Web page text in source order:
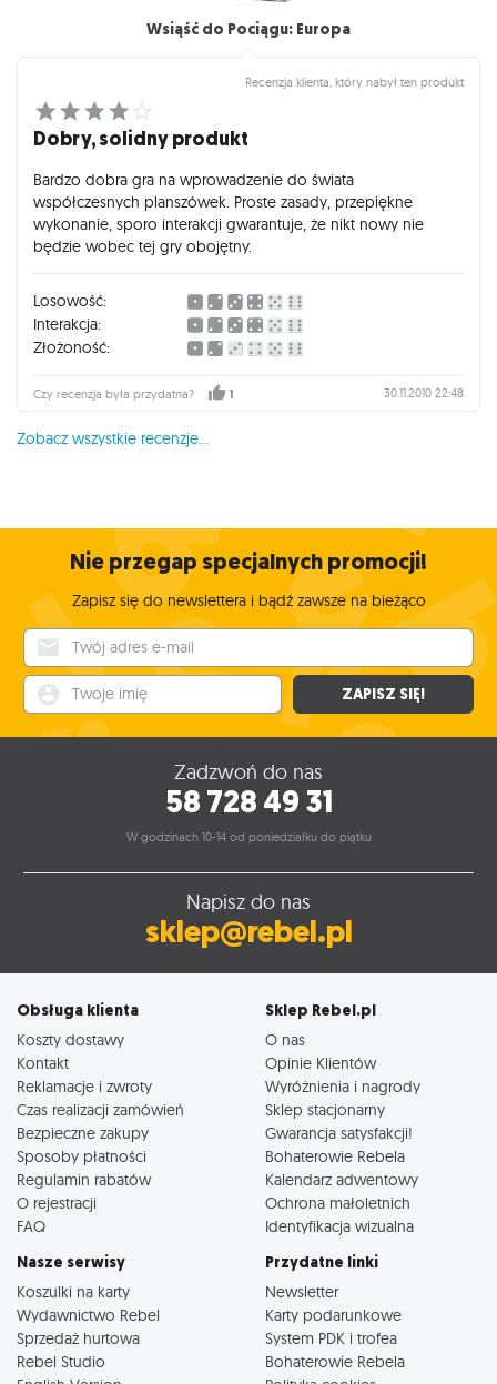
Wsiąść do Pociągu: Europa
Recenzja klienta, który nabył ten produkt
Dobry, solidny produkt
Bardzo dobra gra na wprowadzenie do świata
współczesnych planszówek. Proste zasady, przepiękne
wykonanie, sporo interakcji gwarantuje, że nikt nowy nie
będzie wobec tej gry obojętny.
Losowość:
Interakcja:
Złożoność:
Czy recenzja była przydatna? 1 30.11.2010 22:48
Zobacz wszystkie recenzje...
Nie przegap specjalnych promocji!
Zapisz się do newslettera i bądź zawsze na bieżąco
ZAPISZ SIĘ!
Zadzwoń do nas
58 728 49 31
W godzinach 10-14 od poniedziałku do piątku
Napisz do nas
sklep@rebel.pl
Obsługa klienta
Koszty dostawy
Kontakt
Reklamacje i zwroty
Czas realizacji zamówień
Bezpieczne zakupy
Sposoby płatności
Regulamin rabatów
O rejestracji
FAQ
Sklep Rebel.pl
O nas
Opinie Klientów
Wyróżnienia i nagrody
Sklep stacjonarny
Gwarancja satysfakcji!
Bohaterowie Rebela
Kalendarz adwentowy
Ochrona małoletnich
Identyfikacja wizualna
Nasze serwisy
Koszulki na karty
Wydawnictwo Rebel
Sprzedaż hurtowa
Rebel Studio
Przydatne linki
Newsletter
Karty podarunkowe
System PDK i trofea
Bohaterowie Rebela